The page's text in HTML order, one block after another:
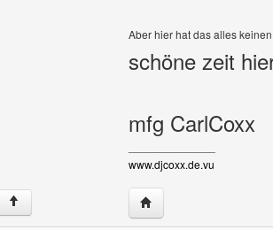
Aber hier hat das alles
schöne zeit
mfg CarlCoxx
www.djcoxx.de.vu
↑ Website dieses